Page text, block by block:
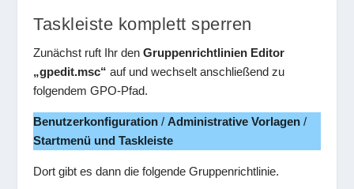
Taskleiste komplett sperren
Zunächst ruft Ihr denGruppenrichtlinien Editor
„gpedit.msc“ auf und wechselt anschließend zu
folgendem GPO-Pfad.
Benutzerkonfiguration /Administrative Vorlagen /
Startmenü und Taskleiste
Dort gibt es dann die folgende Gruppenrichtlinie.